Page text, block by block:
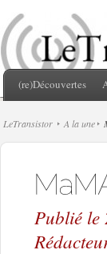
(re)Découvertes
LeTransistor A la une
Publié le